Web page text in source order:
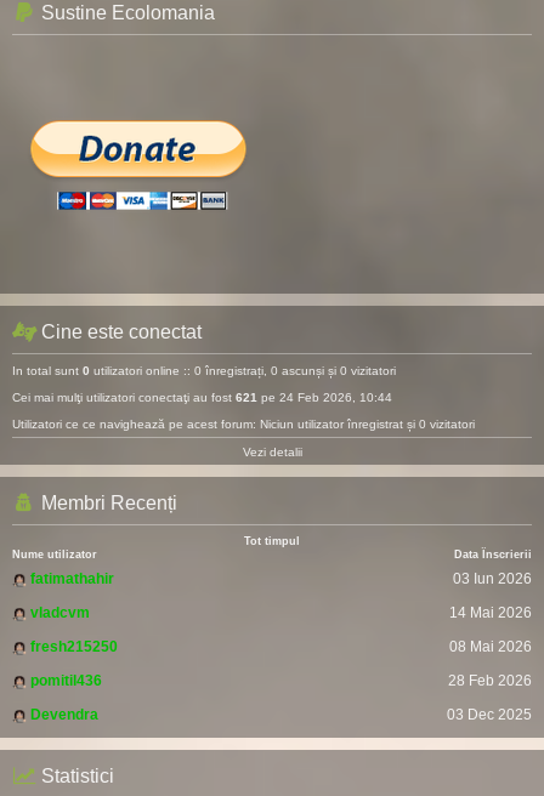
Sustine Ecolomania
Cine este conectat
In total sunt 0 utilizatori online :: 0 înregistrați, 0 ascunși și 0 vizitatori
Cei mai mulţi utilizatori conectaţi au fost 621 pe 24 Feb 2026, 10:44
Utilizatori ce ce navighează pe acest forum: Niciun utilizator înregistrat și 0 vizitatori
Vezi detalii
Membri Recenți
Tot timpul
Nume utilizator
Data Înscrierii
fatimathahir
03 Iun 2026
vladcvm
14 Mai 2026
fresh215250
08 Mai 2026
pomitil436
28 Feb 2026
Devendra
03 Dec 2025
Statistici